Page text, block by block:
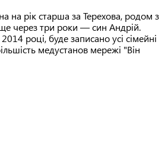
на рік старша за Терехова, родом з
через три роки — син Андрій.
році, буде записано усі сімейні
медустанов мережі "Він